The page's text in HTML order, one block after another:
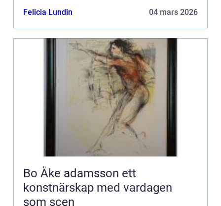
Felicia Lundin 04 mars 2026
Bo Åke adamsson ett
konstnärskap med vardagen
som scen